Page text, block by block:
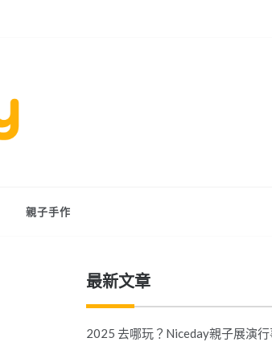
親子手作
最新文章
2025 去哪玩？Niceday親子展演